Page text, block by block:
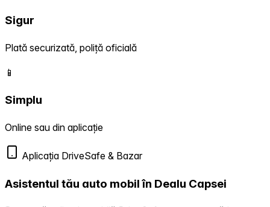
Sigur
Plată securizată, poliță oficială
📱
Simplu
Online sau din aplicație
Aplicația DriveSafe & Bazar
Asistentul tău auto mobil în Dealu Capsei